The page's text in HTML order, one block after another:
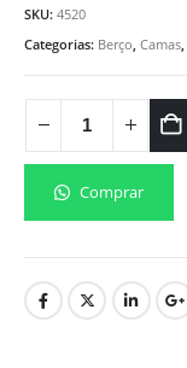
SKU: 4520
Categorias: Berço, Camas,
Comprar